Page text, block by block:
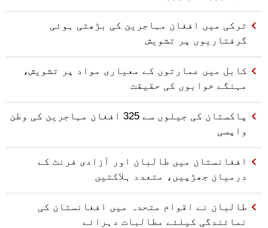
ترکی میں افغان مہاجرین کی بڑھتی ہوئی
گرفتاریوں پر تشویش
کابل میں عمارتوں کے معیاری مواد پر تشویش،
مہنگے خوابوں کی حقیقت
پاکستان کی جیلوں سے 325 افغان مہاجرین کی وطن
واپسی
افغانستان میں طالبان اور آزادی فرنٹ کے
درمیان جھڑپیں، متعدد ہلاکتیں
طالبان نے اقوام متحدہ میں افغانستان کی
نمائندگی کیلئے مطالبات دہرائے